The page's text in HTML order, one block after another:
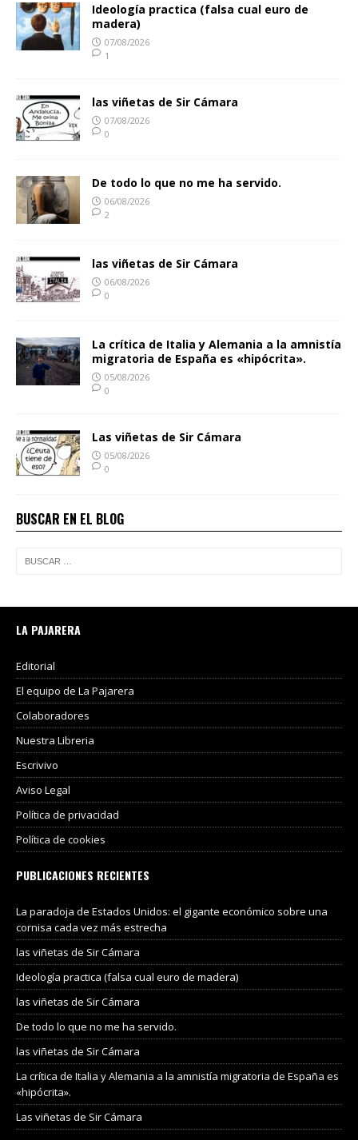
Ideología practica (falsa cual euro de
madera)
07/08/2026
1
las viñetas de Sir Cámara
07/08/2026
0
De todo lo que no me ha servido.
06/08/2026
2
las viñetas de Sir Cámara
06/08/2026
0
La crítica de Italia y Alemania a la amnistía
migratoria de España es «hipócrita».
05/08/2026
0
Las viñetas de Sir Cámara
05/08/2026
0
BUSCAR EN EL BLOG
LA PAJARERA
Editorial
El equipo de La Pajarera
Colaboradores
Nuestra Libreria
Escrivivo
Aviso Legal
Política de privacidad
Política de cookies
PUBLICACIONES RECIENTES
La paradoja de Estados Unidos: el gigante económico sobre una
cornisa cada vez más estrecha
las viñetas de Sir Cámara
Ideología practica (falsa cual euro de madera)
las viñetas de Sir Cámara
De todo lo que no me ha servido.
las viñetas de Sir Cámara
La crítica de Italia y Alemania a la amnistía migratoria de España es
«hipócrita».
Las viñetas de Sir Cámara